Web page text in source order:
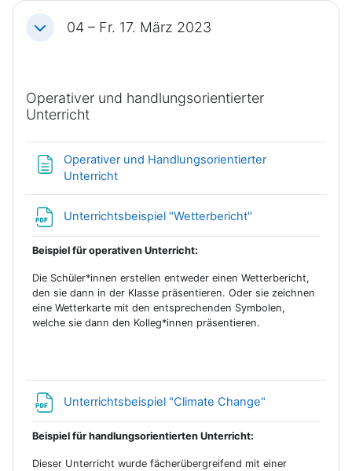
Einklappen04 – Fr. 17. März 2023
Operativer und handlungsorientierter
Unterricht
Operativer und Handlungsorientierter
UnterrichtTextseite
Unterrichtsbeispiel "Wetterbericht"
Beispiel für operativen Unterricht:
Die Schüler*innen erstellen entweder einen Wetterbericht,
den sie dann in der Klasse präsentieren. Oder sie zeichnen
eine Wetterkarte mit den entsprechenden Symbolen,
welche sie dann den Kolleg*innen präsentieren.
Unterrichtsbeispiel "Climate Change"
Beispiel für handlungsorientierten Unterricht:
Dieser Unterricht wurde fächerübergreifend mit einer